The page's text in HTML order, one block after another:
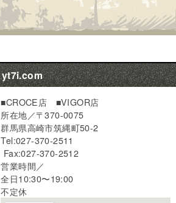
yt7i.com
■CROCE店 ■VIGOR店
所在地／〒370-0075
群馬県高崎市筑縄町50-2
Tel:027-370-2511
Fax:027-370-2512
営業時間／
全日10:30〜19:00
不定休